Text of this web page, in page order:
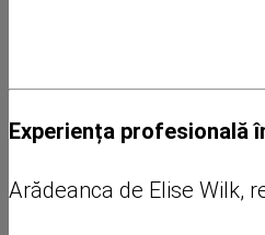
Experiența profesională
Arădeanca de Elise Wilk,